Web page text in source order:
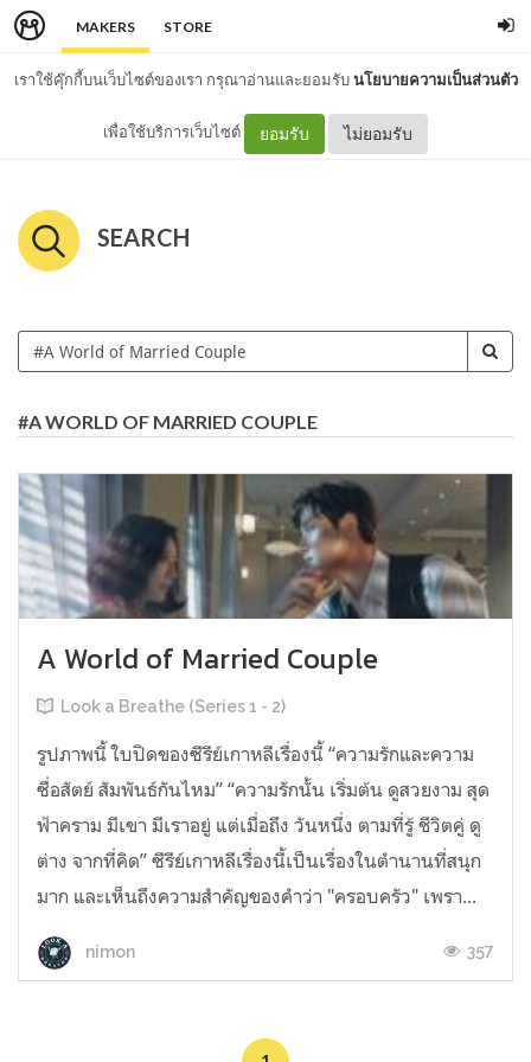
MAKERS STORE
เราใช้คุ๊กกี้บนเว็บไซต์ของเรา กรุณาอ่านและยอมรับนโยบายความเป็นส่วนตัว
เพื่อใช้บริการเว็บไซต์ ยอมรับ ไม่ยอมรับ
SEARCH
#A WORLD OF MARRIED COUPLE
A World of Married Couple
Look a Breathe (Series 1 - 2)
รูปภาพนี้ ใบปิดของซีรีย์เกาหลีเรื่องนี้ “ความรักและความ
ซื่อสัตย์ สัมพันธ์กันไหม” “ความรักนั้น เริ่มต้น ดูสวยงาม สุด
ฟ้าคราม มีเขา มีเราอยู่ แต่เมื่อถึง วันหนึ่ง ตามที่รู้ ชีวิตคู่ ดู
ต่าง จากที่คิด” ซีรีย์เกาหลีเรื่องนี้เป็นเรื่องในตำนานที่สนุก
มาก และเห็นถึงความสำคัญของคำว่า "ครอบครัว" เพรา...
nimon 357